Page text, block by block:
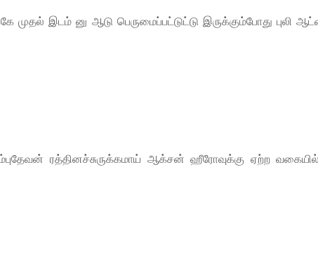
முதல் இடம் னு ஆடு பெருமைப்பட்டுட்டு இருக்கும்போது புலி ஆட்டை
ரத்தினச்சுருக்கமாய் ஆக்சன் ஹீரோவுக்கு ஏற்ற